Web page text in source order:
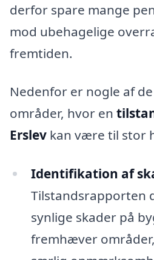
derfor spare mange
mod ubehagelige
fremtiden.
Nedenfor er nogle af
områder, hvor en
Erslev kan være til stor
Identifikation af
Tilstandsrapporten
synlige skader på
fremhæver